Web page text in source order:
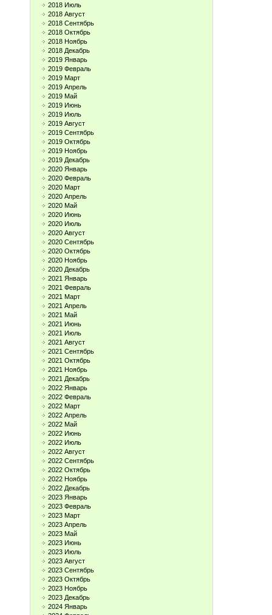
2018 Июль
2018 Август
2018 Сентябрь
2018 Октябрь
2018 Ноябрь
2018 Декабрь
2019 Январь
2019 Февраль
2019 Март
2019 Апрель
2019 Май
2019 Июнь
2019 Июль
2019 Август
2019 Сентябрь
2019 Октябрь
2019 Ноябрь
2019 Декабрь
2020 Январь
2020 Февраль
2020 Март
2020 Апрель
2020 Май
2020 Июнь
2020 Июль
2020 Август
2020 Сентябрь
2020 Октябрь
2020 Ноябрь
2020 Декабрь
2021 Январь
2021 Февраль
2021 Март
2021 Апрель
2021 Май
2021 Июнь
2021 Июль
2021 Август
2021 Сентябрь
2021 Октябрь
2021 Ноябрь
2021 Декабрь
2022 Январь
2022 Февраль
2022 Март
2022 Апрель
2022 Май
2022 Июнь
2022 Июль
2022 Август
2022 Сентябрь
2022 Октябрь
2022 Ноябрь
2022 Декабрь
2023 Январь
2023 Февраль
2023 Март
2023 Апрель
2023 Май
2023 Июнь
2023 Июль
2023 Август
2023 Сентябрь
2023 Октябрь
2023 Ноябрь
2023 Декабрь
2024 Январь